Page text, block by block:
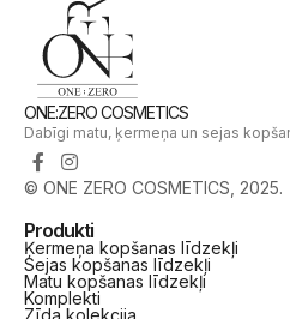
ONE:ZERO COSMETICS
Dabīgi matu, ķermeņa un sejas
© ONE ZERO COSMETICS, 2025.
Produkti
Ķermeņa kopšanas līdzekļi
Sejas kopšanas līdzekļi
Matu kopšanas līdzekļi
Komplekti